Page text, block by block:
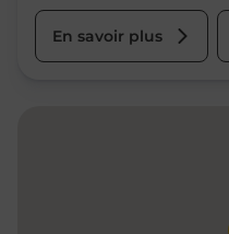
En savoir plus